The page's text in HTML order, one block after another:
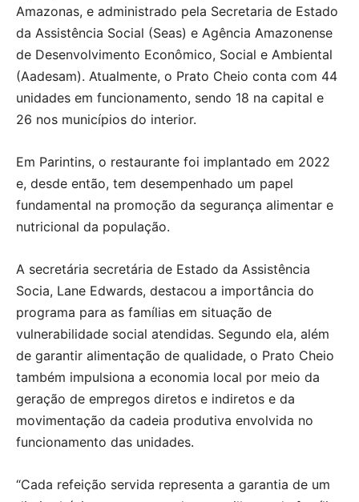
Amazonas, e administrado pela Secretaria de Estado
da Assistência Social (Seas) e Agência Amazonense
de Desenvolvimento Econômico, Social e Ambiental
(Aadesam). Atualmente, o Prato Cheio conta com 44
unidades em funcionamento, sendo 18 na capital e
26 nos municípios do interior.
Em Parintins, o restaurante foi implantado em 2022
e, desde então, tem desempenhado um papel
fundamental na promoção da segurança alimentar e
nutricional da população.
A secretária secretária de Estado da Assistência
Socia, Lane Edwards, destacou a importância do
programa para as famílias em situação de
vulnerabilidade social atendidas. Segundo ela, além
de garantir alimentação de qualidade, o Prato Cheio
também impulsiona a economia local por meio da
geração de empregos diretos e indiretos e da
movimentação da cadeia produtiva envolvida no
funcionamento das unidades.
“Cada refeição servida representa a garantia de um